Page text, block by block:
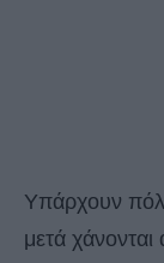
Υπάρχουν
μετά χάνονται